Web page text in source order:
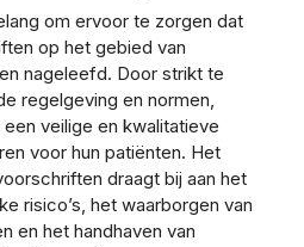
om ervoor te zorgen dat
op het gebied van
nageleefd. Door strikt te
regelgeving en normen,
veilige en kwalitatieve
voor hun patiënten. Het
draagt bij aan het
risico’s, het waarborgen van
en het handhaven van